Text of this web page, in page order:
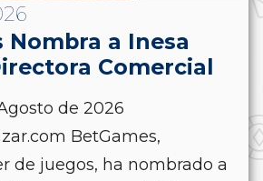
Nombra a Inesa
Comercial
de 2026
BetGames,
de juegos, ha nombrado a